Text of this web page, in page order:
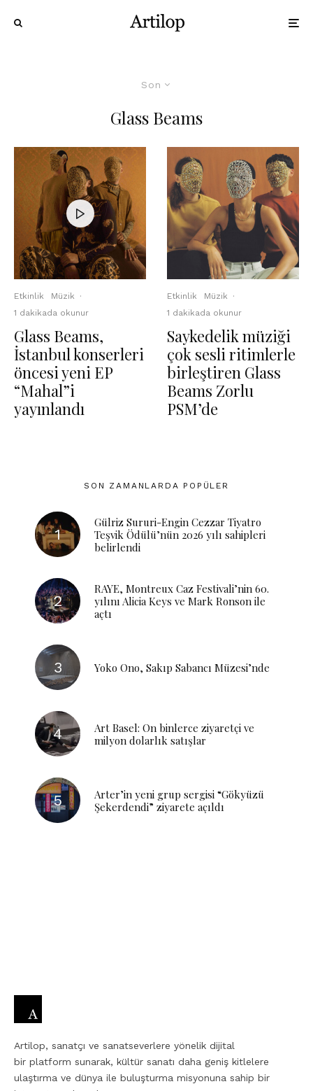
Son
Glass Beams
Etkinlik Müzik
·
1 dakikada okunur
Glass Beams,
İstanbul konserleri
öncesi yeni EP
“Mahal”i
yayınlandı
Etkinlik Müzik
·
1 dakikada okunur
Saykedelik müziği
çok sesli ritimlerle
birleştiren Glass
Beams Zorlu
PSM’de
SON ZAMANLARDA POPÜLER
Gülriz Sururi-Engin Cezzar Tiyatro
Teşvik Ödülü’nün 2026 yılı sahipleri
belirlendi
RAYE, Montreux Caz Festivali’nin 60.
yılını Alicia Keys ve Mark Ronson ile
açtı
Yoko Ono, Sakıp Sabancı Müzesi’nde
Art Basel: On binlerce ziyaretçi ve
milyon dolarlık satışlar
Arter’in yeni grup sergisi “Gökyüzü
Şekerdendi” ziyarete açıldı
Artilop, sanatçı ve sanatseverlere yönelik dijital
bir platform sunarak, kültür sanatı daha geniş kitlelere
ulaştırma ve dünya ile buluşturma misyonuna sahip bir